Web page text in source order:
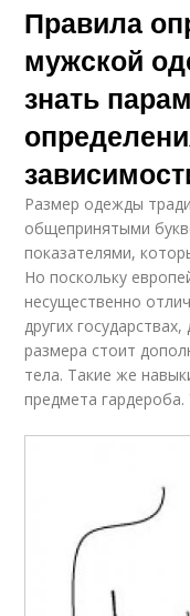
Правила
мужской
знать
Размер одежды
общепринятыми
показателями,
Но поскольку
несущественно
других
размера стоит
тела. Такие же
предмета